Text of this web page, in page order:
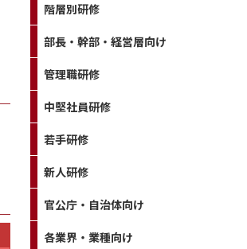
階層別研修
部長・幹部・経営層向け
管理職研修
中堅社員研修
若手研修
新人研修
官公庁・自治体向け
各業界・業種向け